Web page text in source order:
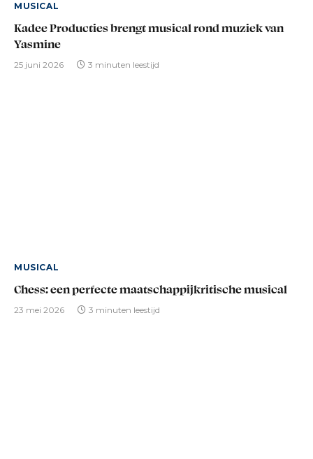
MUSICAL
Kadee Producties brengt musical rond muziek van
Yasmine
25 juni 2026 3 minuten leestijd
MUSICAL
Chess: een perfecte maatschappijkritische musical
23 mei 2026 3 minuten leestijd